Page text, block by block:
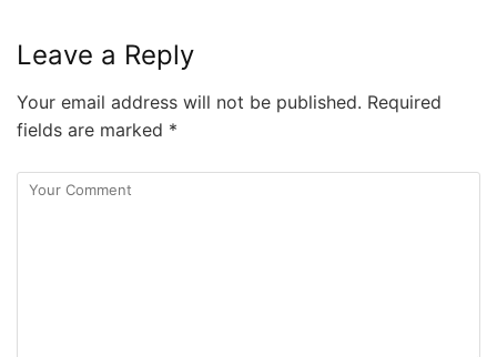
Leave a Reply
Your email address will not be published. Required
fields are marked *